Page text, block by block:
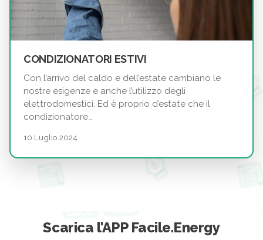
CONDIZIONATORI ESTIVI
Con l’arrivo del caldo e dell’estate cambiano le
nostre esigenze e anche l’utilizzo degli
elettrodomestici. Ed è proprio d’estate che il
condizionatore…
10 Luglio 2024
Scarica l'APP Facile.Energy